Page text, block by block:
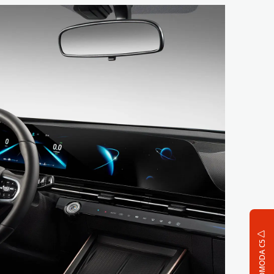
OMODA C5